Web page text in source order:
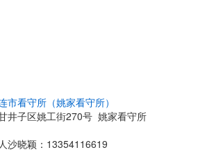
市看守所（姚家看守所）
井子区姚工街270号 姚家看守所
沙晓颖：13354116619